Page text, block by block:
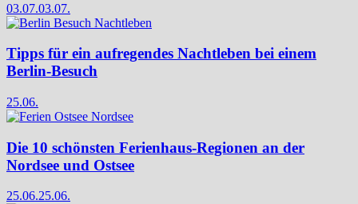
03.07.03.07.
Tipps für ein aufregendes Nachtleben bei einem
Berlin-Besuch
25.06.
Die 10 schönsten Ferienhaus-Regionen an der
Nordsee und Ostsee
25.06.25.06.